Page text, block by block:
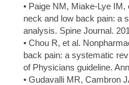
• Paige NM, Miake-Lye
neck and low back pain: a
analysis. Spine Journal.
• Chou R, et al.
back pain: a systematic
of Physicians guideline.
• Gudavalli MR, Cambron